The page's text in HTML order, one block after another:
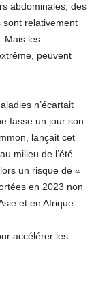
abdominales, des
sont relativement
Mais les
peuvent
n’écartait
fasse un jour son
lançait cet
milieu de l’été
un risque de «
en 2023 non
et en Afrique.
accélérer les